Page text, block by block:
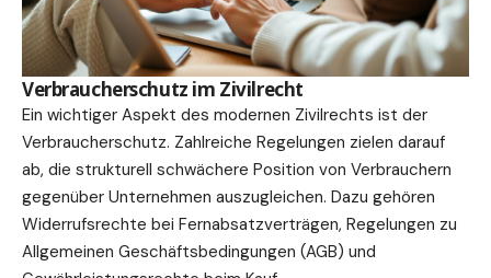
Verbraucherschutz im Zivilrecht
Ein wichtiger Aspekt des modernen Zivilrechts ist der
Verbraucherschutz. Zahlreiche Regelungen zielen darauf
ab, die strukturell schwächere Position von Verbrauchern
gegenüber Unternehmen auszugleichen. Dazu gehören
Widerrufsrechte bei Fernabsatzverträgen, Regelungen zu
Allgemeinen Geschäftsbedingungen (AGB) und